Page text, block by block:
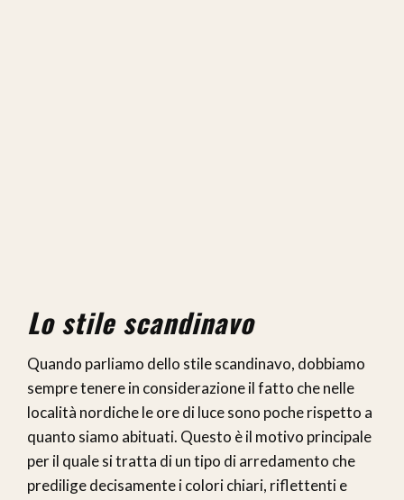
Lo stile scandinavo
Quando parliamo dello stile scandinavo, dobbiamo
sempre tenere in considerazione il fatto che nelle
località nordiche le ore di luce sono poche rispetto a
quanto siamo abituati. Questo è il motivo principale
per il quale si tratta di un tipo di arredamento che
predilige decisamente i colori chiari, riflettenti e